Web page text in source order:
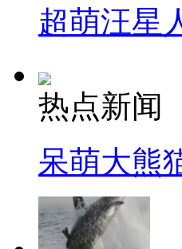
超萌汪星
热点新闻
呆萌大熊